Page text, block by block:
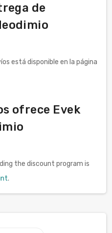
de
está disponible en la página
ofrece Evek
the discount program is
.